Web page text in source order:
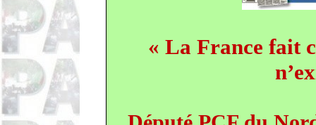
« La France fait